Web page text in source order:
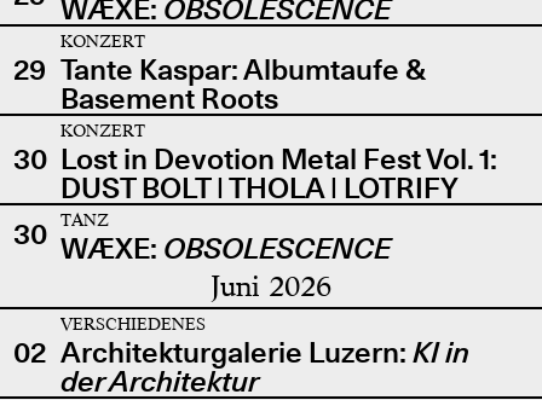
WÆXE: OBSOLESCENCE
29
KONZERT
Tante Kaspar: Albumtaufe &
Basement Roots
30
KONZERT
Lost in Devotion Metal Fest Vol. 1:
DUST BOLT | THOLA | LOTRIFY
30
TANZ
WÆXE: OBSOLESCENCE
Juni 2026
02
VERSCHIEDENES
Architekturgalerie Luzern: KI in
der Architektur